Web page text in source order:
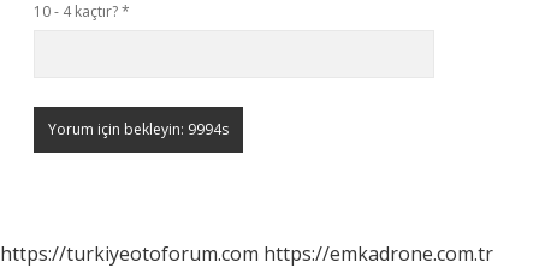
10 - 4 kaçtır?*
https://turkiyeotoforum.com https://emkadrone.com.tr